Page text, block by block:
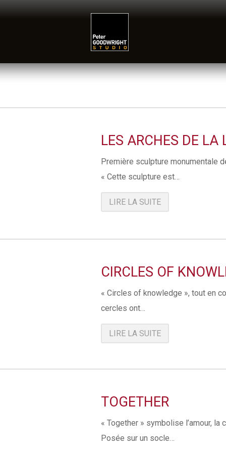
LES ARCHES DE LA
Première sculpture monumentale
« Cette sculpture est…
LIRE LA SUITE
CIRCLES OF
« Circles of knowledge », tout en
cercles ont…
LIRE LA SUITE
TOGETHER
« Together » symbolise l’amour, la
Posée sur un socle…